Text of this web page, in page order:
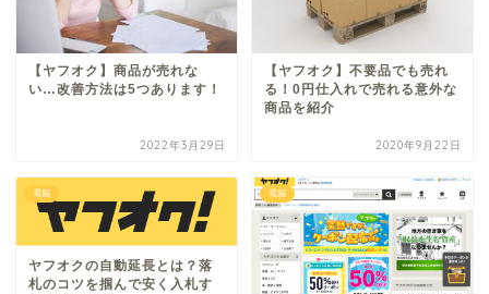
【ヤフオク】商品が売れな
い…改善方法は5つあります！
2022年3月29日
【ヤフオク】不要品でも売れ
る！0円仕入れで売れる意外な
商品を紹介
2020年9月22日
電脳
ヤフオクの自動延長とは？落
札のコツを掴んで安く入札す
電脳